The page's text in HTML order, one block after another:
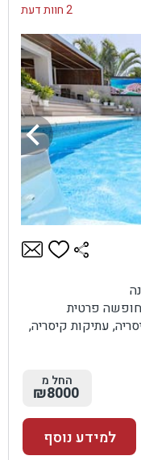
2 חוות דעת
פרטית
עתיקות קיסריה,
החל מ
₪8000
למידע נוסף